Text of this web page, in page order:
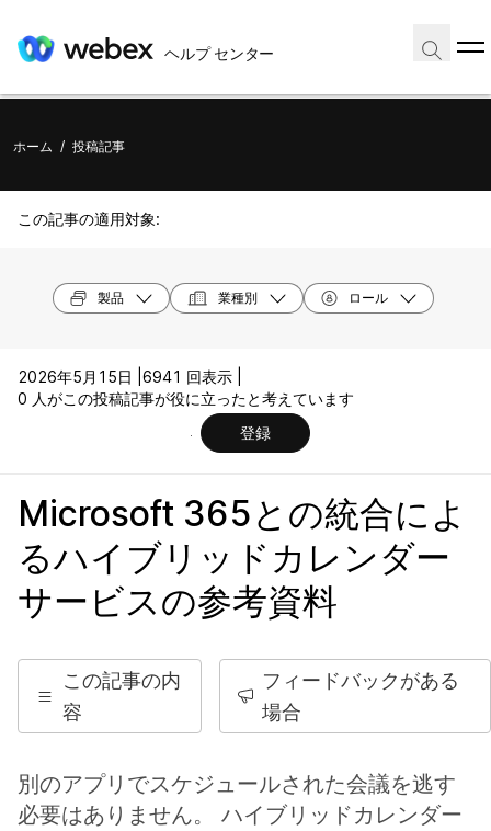
ヘルプ センター
ホーム / 投稿記事
この記事の適用対象:
製品 業種別 ロール
2026年5月15日 | 6941 回表示 |
0 人がこの投稿記事が役に立ったと考えています
登録
Microsoft 365との統合によ
るハイブリッドカレンダー
サービスの参考資料
この記事の内
容
フィードバックがある
場合
別のアプリでスケジュールされた会議を逃す
必要はありません。 ハイブリッドカレンダー